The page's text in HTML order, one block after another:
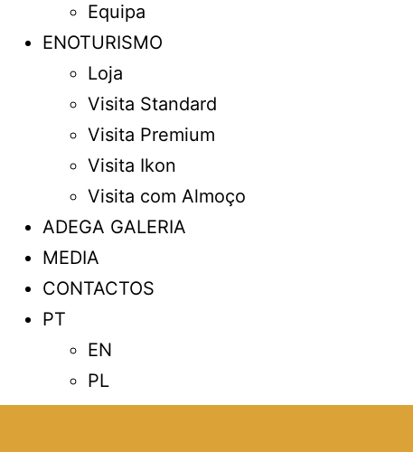
Equipa
ENOTURISMO
Loja
Visita Standard
Visita Premium
Visita Ikon
Visita com Almoço
ADEGA GALERIA
MEDIA
CONTACTOS
PT
EN
PL